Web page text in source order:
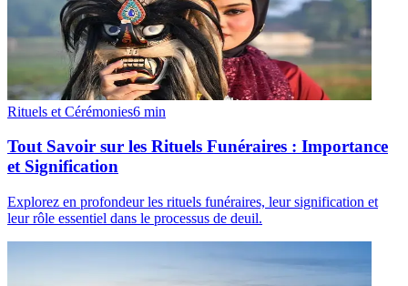
Rituels et Cérémonies6 min
Tout Savoir sur les Rituels Funéraires : Importance
et Signification
Explorez en profondeur les rituels funéraires, leur signification et
leur rôle essentiel dans le processus de deuil.